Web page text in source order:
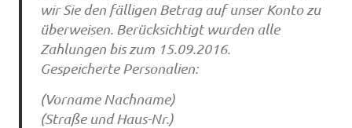
wir Sie den fälligen Betrag auf unser Konto zu
überweisen. Berücksichtigt wurden alle
Zahlungen bis zum 15.09.2016.
Gespeicherte Personalien:
(Vorname Nachname)
(Straße und Haus-Nr.)